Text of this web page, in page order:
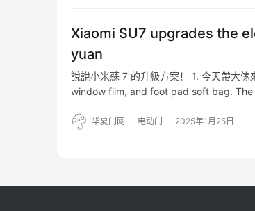
Xiaomi SU7 upgrades the
yuan
說說小米蘇 7 的升級方案！ 1. 今天帶大
window film, and foot pad soft bag.
华夏门网 电动门 2025年1月25日